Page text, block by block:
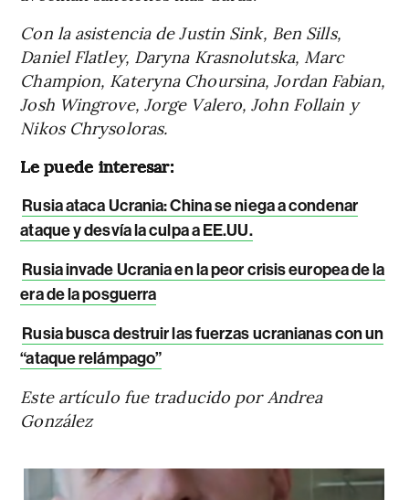
Con la asistencia de Justin Sink, Ben Sills,
Daniel Flatley, Daryna Krasnolutska, Marc
Champion, Kateryna Choursina, Jordan Fabian,
Josh Wingrove, Jorge Valero, John Follain y
Nikos Chrysoloras.
Le puede interesar:
Rusia ataca Ucrania: China se niega a condenar
ataque y desvía la culpa a EE.UU.
Rusia invade Ucrania en la peor crisis europea de la
era de la posguerra
Rusia busca destruir las fuerzas ucranianas con un
“ataque relámpago”
Este artículo fue traducido por Andrea
González